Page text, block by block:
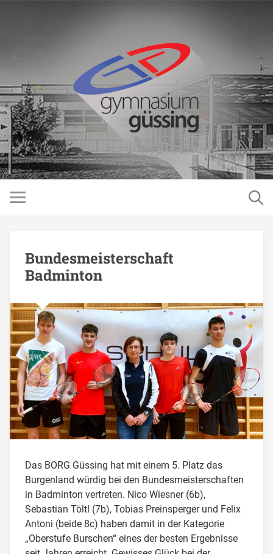
Bundesmeisterschaft
Badminton
Das BORG Güssing hat mit einem 5. Platz das
Burgenland würdig bei den Bundesmeisterschaften
in Badminton vertreten. Nico Wiesner (6b),
Sebastian Töltl (7b), Tobias Preinsperger und Felix
Antoni (beide 8c) haben damit in der Kategorie
„Oberstufe Burschen“ eines der besten Ergebnisse